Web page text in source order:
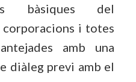
bàsiques del
i totes
amb una
diàleg previ amb el